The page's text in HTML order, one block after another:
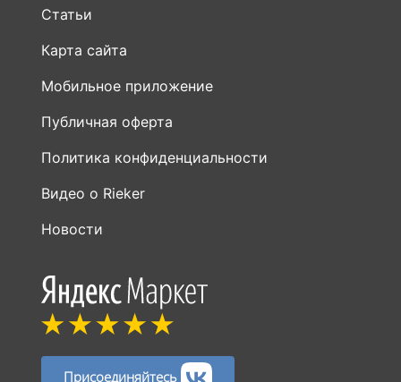
Статьи
Карта сайта
Мобильное приложение
Публичная оферта
Политика конфиденциальности
Видео о Rieker
Новости
Присоединяйтесь